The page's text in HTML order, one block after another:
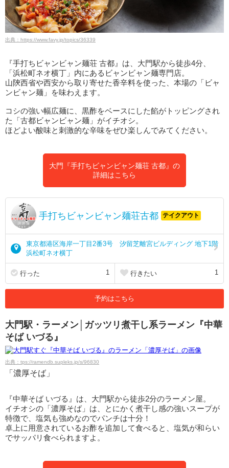
出典：https://www.favy.jp/topics/36339
『手打ちビャンビャン麺荘 古都』は、大門駅から徒歩4分、
「浜松町ネオ横丁」内にあるビャンビャン麺専門店。
山陝西省や西安から取り寄せた香辛料を使った、本場の「ビャ
ンビャン麺」を味わえます。
コシの強い幅広麺に、黒酢をベースにした餡がトッピングされ
た「古都ビャンビャン麺」がイチオシ。
ほどよい酸味と刺激的な辛味をぜひ楽しんでみてください。
大門『手打ちビャンビャン麺荘 古都』の
詳細はこちら
手打ちビャンビャン麺荘古都 テイクアウト
東京都港区海岸一丁目2番3号 汐留芝離宮ビルディング 地下1階
浜松町ネオ横丁
行った 1 行きたい 1
予約はこちら
大門駅・ラーメン│ガッツリ煮干し系ラーメン『中華
そば いづる』
出典：tps://ramendb.supleks.jp/s/96830
「濃厚そば」
『中華そば いづる』は、大門駅から徒歩2分のラーメン屋。
イチオシの「濃厚そば」は、とにかく煮干し感の強いスープが
特徴で、塩気も強めなのでパンチは十分！
卓上に用意されているお酢を追加して食べると、塩気が和らい
でサッパリ食べられますよ。